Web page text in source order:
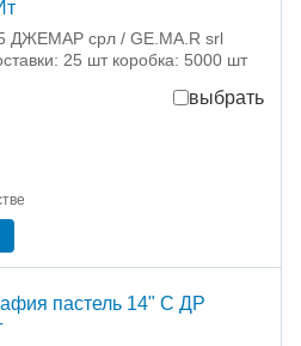
ДЖЕМАР срл / GE.MA.R srl
25 шт коробка: 5000 шт
выбрать
пастель 14" С ДР